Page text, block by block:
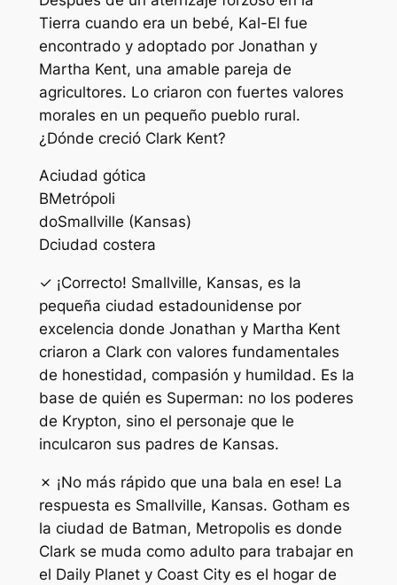
Tierra cuando era un bebé, Kal-El fue
encontrado y adoptado por Jonathan y
Martha Kent, una amable pareja de
agricultores. Lo criaron con fuertes valores
morales en un pequeño pueblo rural.
¿Dónde creció Clark Kent?
Aciudad gótica
BMetrópoli
doSmallville (Kansas)
Dciudad costera
✓ ¡Correcto! Smallville, Kansas, es la
pequeña ciudad estadounidense por
excelencia donde Jonathan y Martha Kent
criaron a Clark con valores fundamentales
de honestidad, compasión y humildad. Es la
base de quién es Superman: no los poderes
de Krypton, sino el personaje que le
inculcaron sus padres de Kansas.
✗ ¡No más rápido que una bala en ese! La
respuesta es Smallville, Kansas. Gotham es
la ciudad de Batman, Metropolis es donde
Clark se muda como adulto para trabajar en
el Daily Planet y Coast City es el hogar de